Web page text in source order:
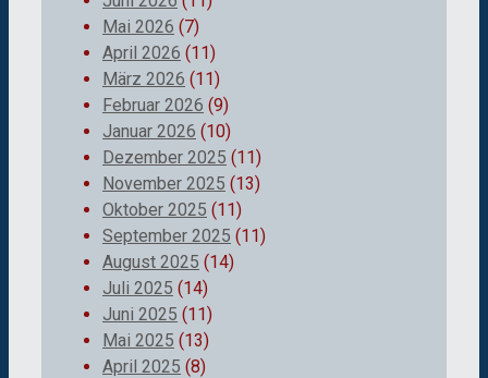
Mai 2026 (7)
April 2026 (11)
März 2026 (11)
Februar 2026 (9)
Januar 2026 (10)
Dezember 2025 (11)
November 2025 (13)
Oktober 2025 (11)
September 2025 (11)
August 2025 (14)
Juli 2025 (14)
Juni 2025 (11)
Mai 2025 (13)
April 2025 (8)